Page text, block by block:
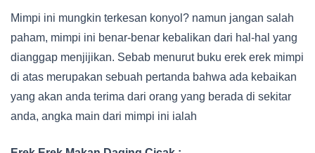
Mimpi ini mungkin terkesan konyol? namun jangan salah
paham, mimpi ini benar-benar kebalikan dari hal-hal yang
dianggap menjijikan. Sebab menurut buku erek erek mimpi
di atas merupakan sebuah pertanda bahwa ada kebaikan
yang akan anda terima dari orang yang berada di sekitar
anda, angka main dari mimpi ini ialah